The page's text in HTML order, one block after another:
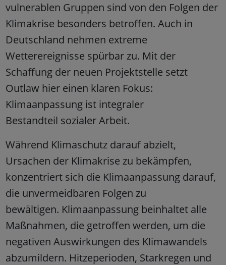
vulnerablen Gruppen sind von den Folgen der
Klimakrise besonders betroffen. Auch in
Deutschland nehmen extreme
Wetterereignisse spürbar zu. Mit der
Schaffung der neuen Projektstelle setzt
Outlaw hier einen klaren Fokus:
Klimaanpassung ist integraler
Bestandteil sozialer Arbeit.
Während Klimaschutz darauf abzielt,
Ursachen der Klimakrise zu bekämpfen,
konzentriert sich die Klimaanpassung darauf,
die unvermeidbaren Folgen zu
bewältigen. Klimaanpassung beinhaltet alle
Maßnahmen, die getroffen werden, um die
negativen Auswirkungen des Klimawandels
abzumildern. Hitzeperioden, Starkregen und